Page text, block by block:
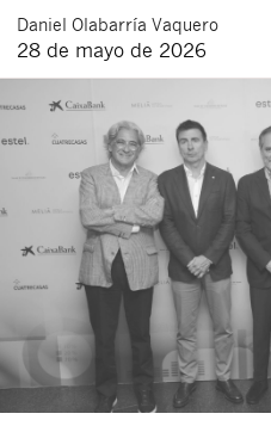
Daniel Olabarría Vaquero
28 de mayo de 2026